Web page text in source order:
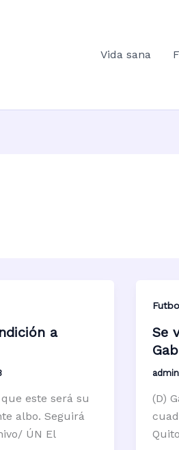
Vida sana
a
este será su
albo. Seguirá
ÚN El
Se
admin
(D)